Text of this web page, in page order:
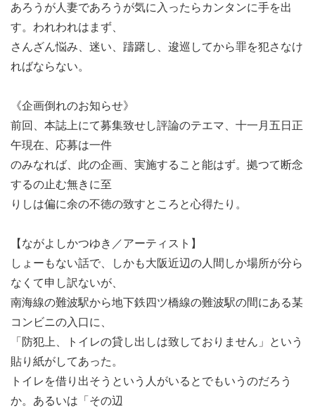
あろうが人妻であろうが気に入ったらカンタンに手を出
す。われわれはまず、
さんざん悩み、迷い、躊躇し、逡巡してから罪を犯さなけ
ればならない。
《企画倒れのお知らせ》
前回、本誌上にて募集致せし評論のテエマ、十一月五日正
午現在、応募は一件
のみなれば、此の企画、実施すること能はず。拠つて断念
するの止む無きに至
りしは偏に余の不徳の致すところと心得たり。
【ながよしかつゆき／アーティスト】
しょーもない話で、しかも大阪近辺の人間しか場所が分ら
なくて申し訳ないが、
南海線の難波駅から地下鉄四ツ橋線の難波駅の間にある某
コンビニの入口に、
「防犯上、トイレの貸し出しは致しておりません」という
貼り紙がしてあった。
トイレを借り出そうという人がいるとでもいうのだろう
か。あるいは「その辺